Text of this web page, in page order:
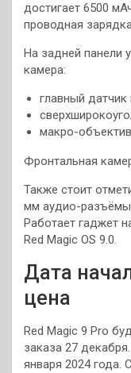
достигает 6500
проводная
На задней панели
камера:
главный датчик
макро-
Фронтальная
Также стоит
мм аудио-
Работает гаджет
Red Magic OS 9.0.
Дата
цена
Red Magic 9 Pro
заказа 27
января 2024 года.